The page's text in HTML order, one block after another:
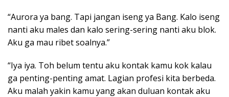
“Aurora ya bang. Tapi jangan iseng ya Bang. Kalo iseng
nanti aku males dan kalo sering-sering nanti aku blok.
Aku ga mau ribet soalnya.”
“Iya iya. Toh belum tentu aku kontak kamu kok kalau
ga penting-penting amat. Lagian profesi kita berbeda.
Aku malah yakin kamu yang akan duluan kontak aku